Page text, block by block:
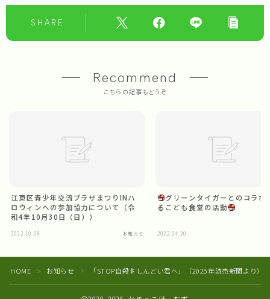
SHARE
Recommend
こちらの記事もどうぞ
江東区青少年交流プラザまつりINハ
ロウィンへの参加協力について（令
和4年10月30日（日））
2022.10.08 お知らせ
グリーンタイガーとのコラボ
るこども食堂の活動
2022.04.20
HOME ＞ お知らせ ＞ 「STOP自殺♯しんどい君へ」（2025年読売新聞より）